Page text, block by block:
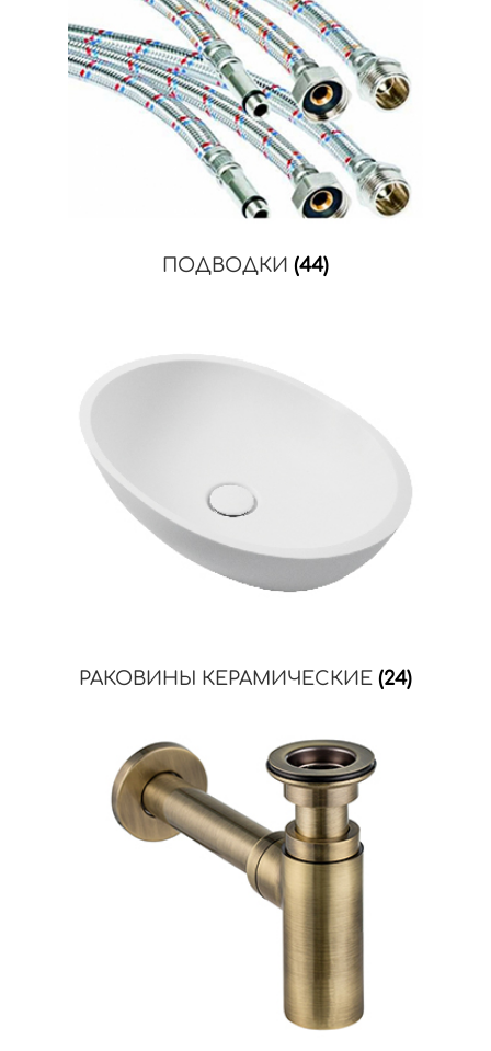
ПОДВОДКИ (44)
РАКОВИНЫ КЕРАМИЧЕСКИЕ (24)